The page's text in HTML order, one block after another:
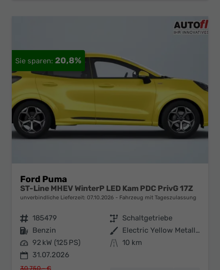
20,8%
Ford Puma
ST-Line MHEV WinterP LED Kam PDC PrivG 17Z
unverbindliche Lieferzeit: 07.10.2026 Fahrzeug mit Tageszulassung
Fahrzeugnr. 185479 Getriebe Schaltgetriebe
Kraftstoff Benzin Außenfarbe
Electric Yellow Metallic
Leistung 92 kW (125 PS) Kilometerstand 10 km
31.07.2026
30.750,– €